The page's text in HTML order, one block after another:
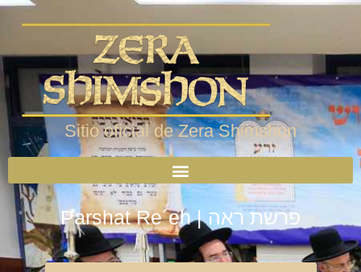
Sitio oficial de Zera Shimshon
Parshat Re´eh | פרשת ראה